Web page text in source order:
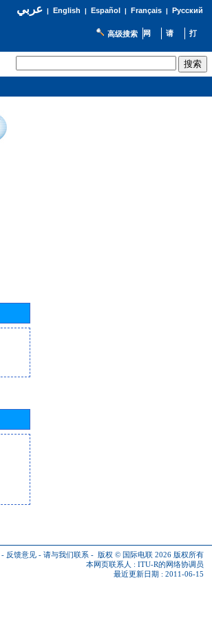
عربي| English | Español | Français| Русский
高级搜索
- 反馈意见 - 请与我们联系 - 版权 © 国际电联 2026 版权所有
本网页联系人 : ITU-R的网络协调员
最近更新日期 : 2011-06-15